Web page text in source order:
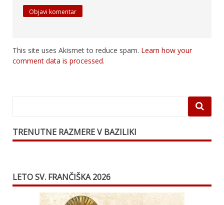
This site uses Akismet to reduce spam. Learn how your
comment data is processed.
TRENUTNE RAZMERE V BAZILIKI
LETO SV. FRANČIŠKA 2026